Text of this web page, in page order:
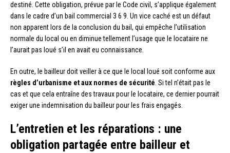
destiné. Cette obligation, prévue par le Code civil, s’applique également
dans le cadre d’un bail commercial 3 6 9. Un vice caché est un défaut
non apparent lors de la conclusion du bail, qui empêche l’utilisation
normale du local ou en diminue tellement l’usage que le locataire ne
l’aurait pas loué s’il en avait eu connaissance.
En outre, le bailleur doit veiller à ce que le local loué soit conforme aux
règles d’urbanisme et aux normes de sécurité. Si tel n’était pas le
cas et que cela entraîne des travaux pour le locataire, ce dernier pourrait
exiger une indemnisation du bailleur pour les frais engagés.
L’entretien et les réparations : une
obligation partagée entre bailleur et